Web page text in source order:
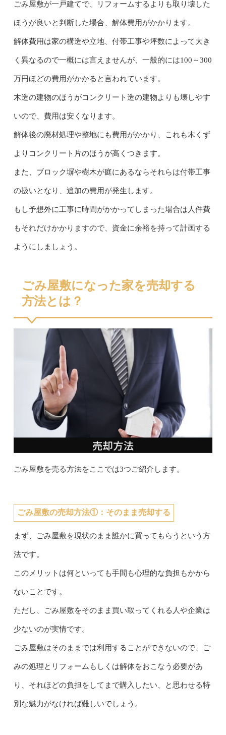
ごみ屋敷が一戸建てで、リフォームするよりも取り壊した
ほうが良いと判断した場合、解体費用がかかります。
解体費用は家の構造や立地、付帯工事や坪数によって大き
く異なるので一概には言えませんが、一般的には100～300
万円ほどの費用がかかると言われています。
木造の建物のほうがコンクリート造の建物よりも壊しやす
いので、費用は安くなります。
解体後の廃材処理や整地にも費用がかかり、これも木くず
よりコンクリート片のほうが高くつきます。
また、ブロック塀や樹木が庭にあるならそれらは付帯工事
の扱いとなり、追加の費用が発生します。
もし予想外に工事に時間がかかってしまった場合は人件費
もそれだけかかりますので、資金に余裕を持って計画する
ようにしましょう。
ごみ屋敷になった家を売却する
方法とは？
ごみ屋敷を売る方法をここでは3つご紹介します。
ごみ屋敷の売却方法①：そのまま売却する
まず、ごみ屋敷を現状のまま誰かに買ってもらうという方
法です。
このメリットは何といっても手間も心理的な負担もかから
ないことです。
ただし、ごみ屋敷をそのまま買い取ってくれる人や企業は
少ないのが実情です。
ごみ屋敷はそのままでは利用することができないので、ご
みの処理とリフォームもしくは解体をおこなう必要があ
り、それほどの負担をしてまで購入したい、と思わせる特
別な魅力がなければ難しいでしょう。